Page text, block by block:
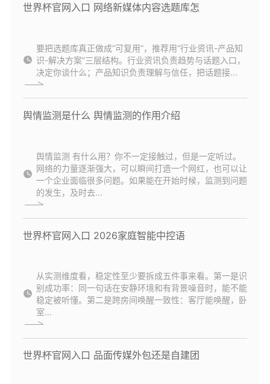
世界杯官网入口 网络新媒体内容选题库怎
要把选题库真正做成“可复用”，推荐用“行业资讯-产品知
识-解决方案”三层结构。行业资讯负责趋势与话题入口，
决定你谈什么；产品知识负责理解与信任，把话题接...
舆情监测是什么 舆情监测的作用介绍
舆情监测 有什么用？你不一定接触过，但是一定听过。
网络的力量逐渐强大，可以瞬间打造一个网红，也可以让
一个企业面临很多问题。如果能在开始时候，监测到问题
的发生，及时去...
世界杯官网入口 2026家庭智能中控语
从实测维度看，稳定性至少要拆成五件事来看。第一是识
别成功率：同一句话在安静环境和有背景噪音时，能不能
稳定被听懂。第二是跨房间唤醒一致性：客厅能唤醒，卧
室...
世界杯官网入口 品面传媒外包还是自建团